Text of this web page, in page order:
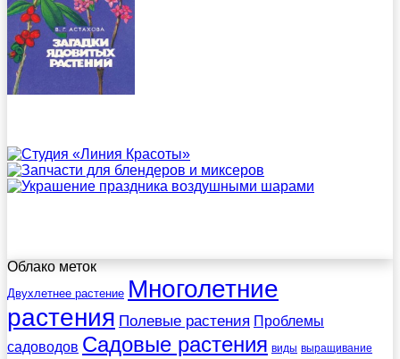
Облако меток
Двухлетнее растение Многолетние
растения Полевые растения Проблемы
садоводов Садовые растения виды выращивание